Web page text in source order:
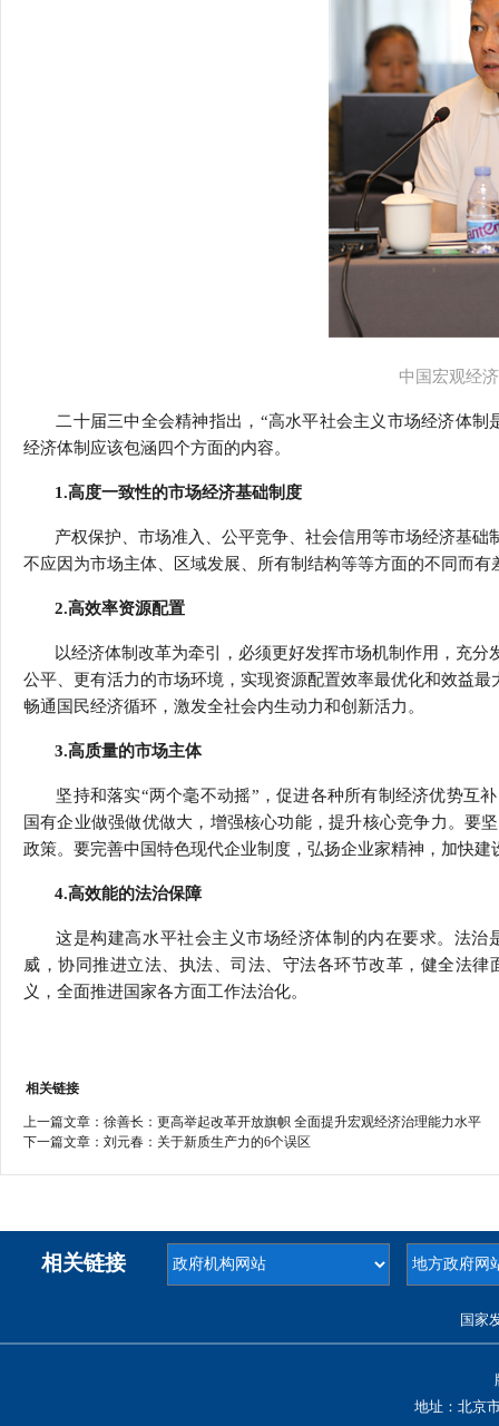
中国宏观经
二十届三中全会精神指出，“高水平社会主义市场经济体
经济体制应该包涵四个方面的内容。
1.高度一致性的市场经济基础制度
产权保护、市场准入、公平竞争、社会信用等市场经济基础
不应因为市场主体、区域发展、所有制结构等等方面的不同而
2.高效率资源配置
以经济体制改革为牵引，必须更好发挥市场机制作用，充分
公平、更有活力的市场环境，实现资源配置效率最优化和效益
畅通国民经济循环，激发全社会内生动力和创新活力。
3.高质量的市场主体
坚持和落实“两个毫不动摇”，促进各种所有制经济优势互
国有企业做强做优做大，增强核心功能，提升核心竞争力。要
政策。要完善中国特色现代企业制度，弘扬企业家精神，加快建
4.高效能的法治保障
这是构建高水平社会主义市场经济体制的内在要求。法
威，协同推进立法、执法、司法、守法各环节改革，健全法
义，全面推进国家各方面工作法治化。
相关链接
上一篇文章： 徐善长：更高举起改革开放旗帜 全面提升宏观经济治理能力水平
下一篇文章： 刘元春：关于新质生产力的6个误区
相关链接
国家
地址：北京